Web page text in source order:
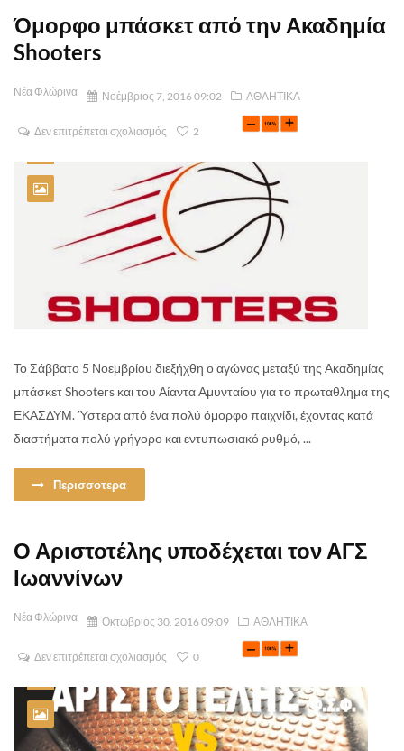
Όμορφο μπάσκετ από την Ακαδημία
Shooters
Νέα Φλώρινα Νοέμβριος 7, 2016 09:02 ΑΘΛΗΤΙΚΑ
Δεν επιτρέπεται σχολιασμός 2
Το Σάββατο 5 Νοεμβρίου διεξήχθη ο αγώνας μεταξύ της Ακαδημίας
μπάσκετ Shooters και του Αίαντα Αμυνταίου για το πρωταθλημα της
ΕΚΑΣΔΥΜ. Ύστερα από ένα πολύ όμορφο παιχνίδι, έχοντας κατά
διαστήματα πολύ γρήγορο και εντυπωσιακό ρυθμό, ...
Περισσοτερα
Ο Αριστοτέλης υποδέχεται τον ΑΓΣ
Ιωαννίνων
Νέα Φλώρινα Οκτώβριος 30, 2016 09:09 ΑΘΛΗΤΙΚΑ
Δεν επιτρέπεται σχολιασμός 0